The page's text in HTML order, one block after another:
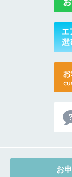
お
(ご選択くだ